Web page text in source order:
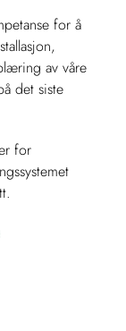
for å
av våre
det siste
for